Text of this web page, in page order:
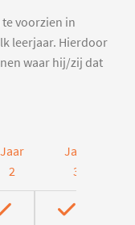
voorzien in
leerjaar. Hierdoor
waar hij/zij dat
Jaar
2
Jaar
3